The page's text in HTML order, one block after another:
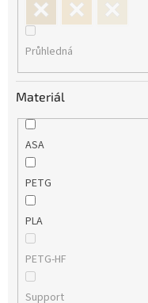
Průhledná
Materiál
ASA
PETG
PLA
PETG-HF
Support